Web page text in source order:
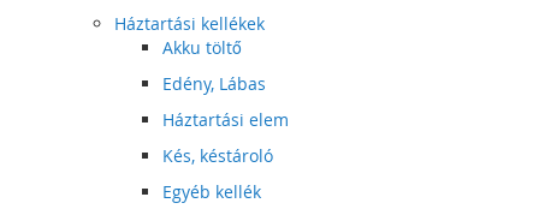
Háztartási kellékek
Akku töltő
Edény, Lábas
Háztartási elem
Kés, késtároló
Egyéb kellék